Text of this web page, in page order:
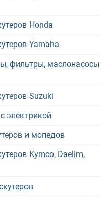
Honda
Yamaha
фильтры, маслонасосы
Suzuki
электрикой
и мопедов
Kymco, Daelim,